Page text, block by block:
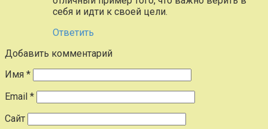
себя и идти к своей цели.
Ответить
Добавить комментарий
Имя *
Email *
Сайт